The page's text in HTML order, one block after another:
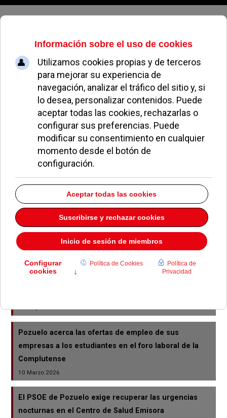
Viernes, 07 de agosto de 2026
Somosaguas
Los Bomberos extinguen un incendio en Pozuelo sin
heridos
16 Julio 2026
Más Madrid apoya la mejora del campo de la calle
Siroco pero pide participación
09 Julio 2026
Las oficinas de Atención al Ciudadano de Pozuelo
adaptan su horario en verano
22 Mayo 2026
Pozuelo acerca las ofertas de empleo de sus
empresas a los estudiantes en el foro laboral de la
Complutense
10 Marzo 2026
El PSOE de Pozuelo exige recuperar las urgencias
nocturnas en el Centro de Salud Emisora